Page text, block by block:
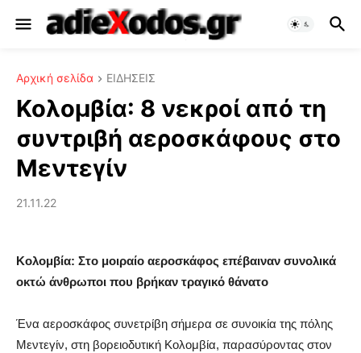
Αρχική σελίδα ΕΙΔΗΣΕΙΣ
Κολομβία: 8 νεκροί από τη
συντριβή αεροσκάφους στο
Μεντεγίν
21.11.22
Κολομβία: Στο μοιραίο αεροσκάφος επέβαιναν συνολικά
οκτώ άνθρωποι που βρήκαν τραγικό θάνατο
Ένα αεροσκάφος συνετρίβη σήμερα σε συνοικία της πόλης
Μεντεγίν, στη βορειοδυτική Κολομβία, παρασύροντας στον